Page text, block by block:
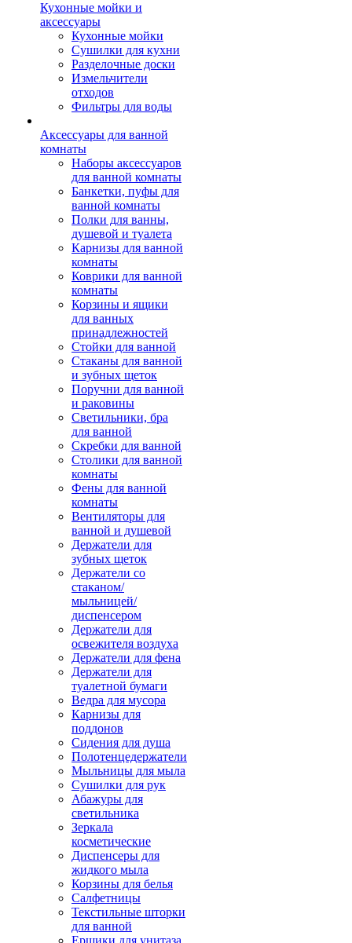
Кухонные мойки и
аксессуары
Кухонные мойки
Сушилки для кухни
Разделочные доски
Измельчители
отходов
Фильтры для воды
Аксессуары для ванной
комнаты
Наборы аксессуаров
для ванной комнаты
Банкетки, пуфы для
ванной комнаты
Полки для ванны,
душевой и туалета
Карнизы для ванной
комнаты
Коврики для ванной
комнаты
Корзины и ящики
для ванных
принадлежностей
Стойки для ванной
Стаканы для ванной
и зубных щеток
Поручни для ванной
и раковины
Светильники, бра
для ванной
Скребки для ванной
Столики для ванной
комнаты
Фены для ванной
комнаты
Вентиляторы для
ванной и душевой
Держатели для
зубных щеток
Держатели со
стаканом/
мыльницей/
диспенсером
Держатели для
освежителя воздуха
Держатели для фена
Держатели для
туалетной бумаги
Ведра для мусора
Карнизы для
поддонов
Сидения для душа
Полотенцедержатели
Мыльницы для мыла
Сушилки для рук
Абажуры для
светильника
Зеркала
косметические
Диспенсеры для
жидкого мыла
Корзины для белья
Салфетницы
Текстильные шторки
для ванной
Ершики для унитаза